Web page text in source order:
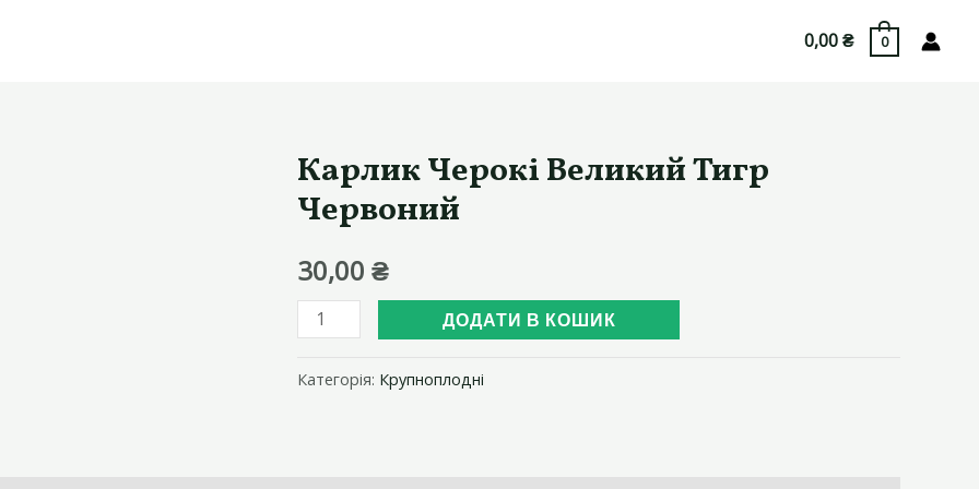
0,00₴ 0
Карлик Черокі Великий Тигр
Червоний
30,00 ₴
Карлик
Великий
ДОДАТИ В КОШИК
Категорія: Крупноплодні